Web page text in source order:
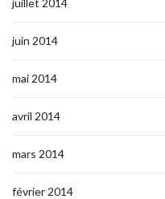
juin 2014
mai 2014
avril 2014
mars 2014
février 2014